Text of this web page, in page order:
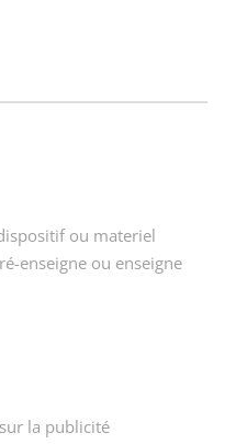
ou materiel
enseigne ou enseigne
la publicité